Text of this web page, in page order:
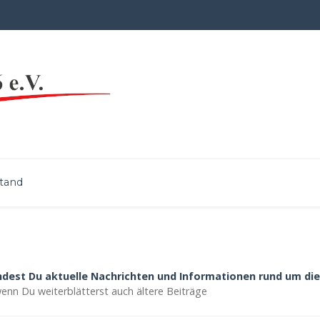
Du aktuelle Nachrichten und Informationen rund um
Du weiterblätterst auch ältere Beiträge